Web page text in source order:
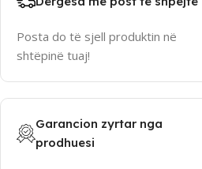
Posta do të sjell produktin në
shtëpinë tuaj!
Garancion zyrtar nga
prodhuesi